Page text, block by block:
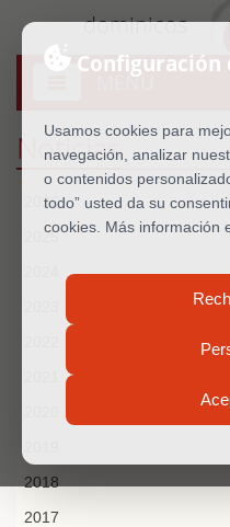
Configuración
Usamos cookies para
navegación, analizar
o contenidos
todo” usted da su
cookies. Más información
dominicos
MENU
Noticias
2026
2025
2018
2017